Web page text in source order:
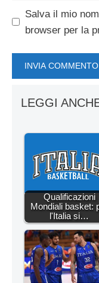
Salva il mio
browser per la
LEGGI
Qualificazioni
Mondiali basket:
l'Italia si…